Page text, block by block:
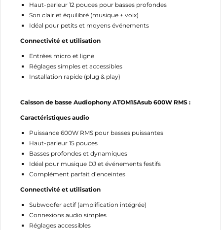
Haut-parleur 12 pouces pour basses profondes
Son clair et équilibré (musique + voix)
Idéal pour petits et moyens événements
Connectivité et utilisation
Entrées micro et ligne
Réglages simples et accessibles
Installation rapide (plug & play)
Caisson de basse Audiophony ATOM15Asub 600W RMS :
Caractéristiques audio
Puissance 600W RMS pour basses puissantes
Haut-parleur 15 pouces
Basses profondes et dynamiques
Idéal pour musique DJ et événements festifs
Complément parfait d’enceintes
Connectivité et utilisation
Subwoofer actif (amplification intégrée)
Connexions audio simples
Réglages accessibles